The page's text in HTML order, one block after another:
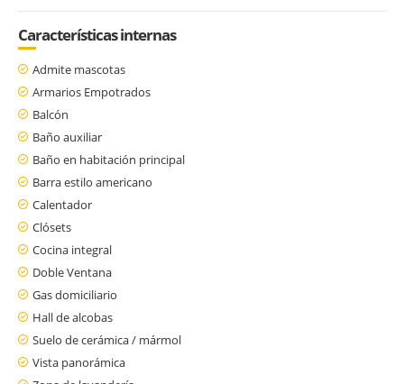
Características internas
Admite mascotas
Armarios Empotrados
Balcón
Baño auxiliar
Baño en habitación principal
Barra estilo americano
Calentador
Clósets
Cocina integral
Doble Ventana
Gas domiciliario
Hall de alcobas
Suelo de cerámica / mármol
Vista panorámica